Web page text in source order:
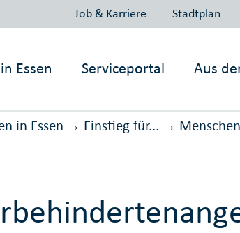
Job & Karriere Stadtplan
Essen Serviceportal Aus
in Essen → Einstieg für... →